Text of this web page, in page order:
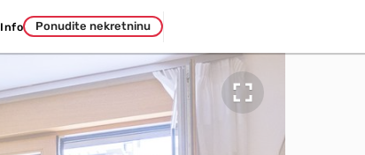
Info Ponudite nekretninu
